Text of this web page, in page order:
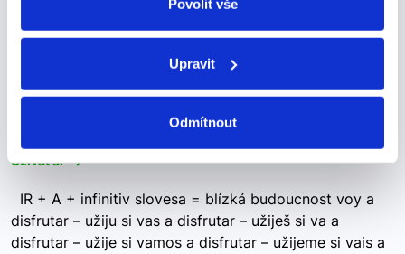
Povolit vše
Upravit
Odmítnout
vědět jaká předložka se pojí s každým slovesem. …
Užívat si -->
IR + A + infinitiv slovesa = blízká budoucnost voy a
disfrutar – užiju si vas a disfrutar – užiješ si va a
disfrutar – užije si vamos a disfrutar – užijeme si vais a